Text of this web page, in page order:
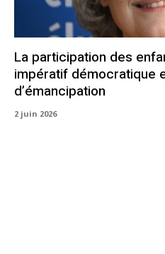
La participation des
impératif démocratique
d’émancipation
2 juin 2026